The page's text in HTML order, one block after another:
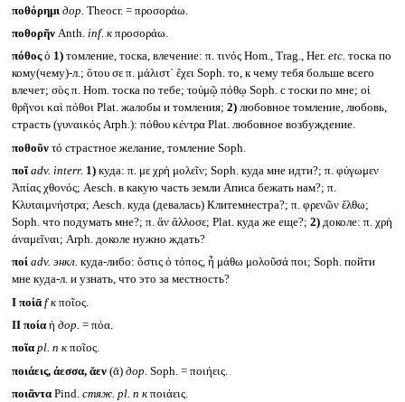
ποθόρημι дор. Theocr. = προσοράω.
ποθορῆνAnth. inf. кπροσοράω.
πόθοςὁ 1)томление, тоска, влечение: π. τινός Hom., Trag., Her. etc. тоска по
кому(чему)-л.; ὅτου σε π. μάλιστ᾽ ἔχει Soph. то, к чему тебя больше всего
влечет; σὸς π. Hom. тоска по тебе; τοὐμῷ πόθῳ Soph. с тоски по мне; οἱ
θρῆνοι καὶ πόθοι Plat. жалобы и томления; 2)любовное томление, любовь,
страсть (γυναικός Arph.): πόθου κέντρα Plat. любовное возбуждение.
ποθοῦν τό страстное желание, томление Soph.
ποῖ adv. interr. 1)куда: π. με χρὴ μολεῖν; Soph. куда мне идти?; π. φύγωμεν
Ἀπίας χθονός; Aesch. в какую часть земли Аписа бежать нам?; π.
Κλυταιμνήστρα; Aesch. куда (девалась) Клитемнестра?; π. φρενῶν ἔλθω;
Soph. что подумать мне?; π. ἂν ἄλλοσε; Plat. куда же еще?; 2)доколе: π. χρὴ
ἀναμεῖναι; Arph. доколе нужно ждать?
ποί adv. энкл. куда-либо: ὅστις ὁ τόπος, ἦ μάθω μολοῦσά ποι; Soph. пойти
мне куда-л. и узнать, что это за местность?
I ποίᾱ f кποῖος.
II ποία ἡ дор. = πόα.
ποῖα pl. n кποῖος.
ποιάεις, άεσσα, ᾰεν(ᾱ) дор. Soph. = ποιήεις.
ποιᾶνταPind.стяж. pl. n кποιάεις.